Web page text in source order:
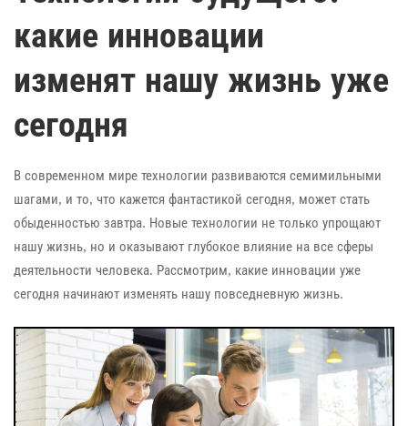
какие инновации
изменят нашу жизнь уже
сегодня
В современном мире технологии развиваются семимильными
шагами, и то, что кажется фантастикой сегодня, может стать
обыденностью завтра. Новые технологии не только упрощают
нашу жизнь, но и оказывают глубокое влияние на все сферы
деятельности человека. Рассмотрим, какие инновации уже
сегодня начинают изменять нашу повседневную жизнь.